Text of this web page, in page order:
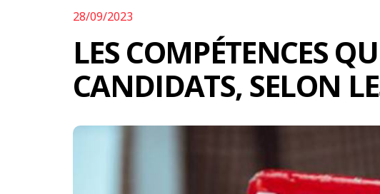
28/09/2023
LES COMPÉTENCES
CANDIDATS, SELON